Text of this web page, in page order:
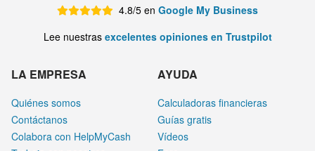
4.8/5 en Google My Business
Lee nuestras excelentes opiniones en Trustpilot
LA EMPRESA
Quiénes somos
Contáctanos
Colabora con HelpMyCash
AYUDA
Calculadoras financieras
Guías gratis
Vídeos